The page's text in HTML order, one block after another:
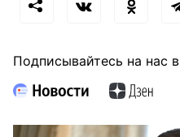
Подписывайтесь на нас в